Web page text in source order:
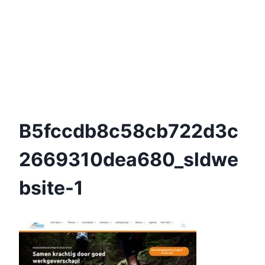
B5fccdb8c58cb722d3c
2669310dea680_sldwe
Bsite-1